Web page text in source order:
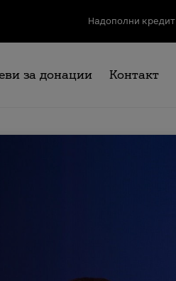
Надополни кредит
за донации Контакт